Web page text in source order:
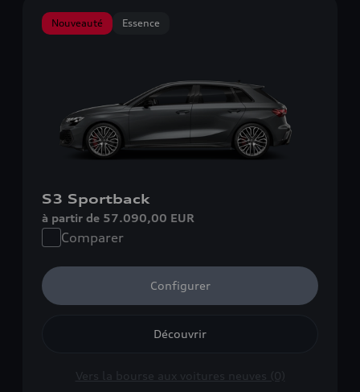
Nouveauté Essence
S3 Sportback
à partir de 57.090,00 EUR
Comparer
Configurer
Découvrir
Vers la bourse aux voitures neuves (0)